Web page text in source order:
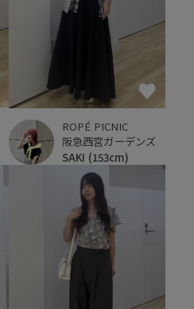
ROPÉ PICNIC
阪急西宮ガーデンズ
SAKI (153cm)